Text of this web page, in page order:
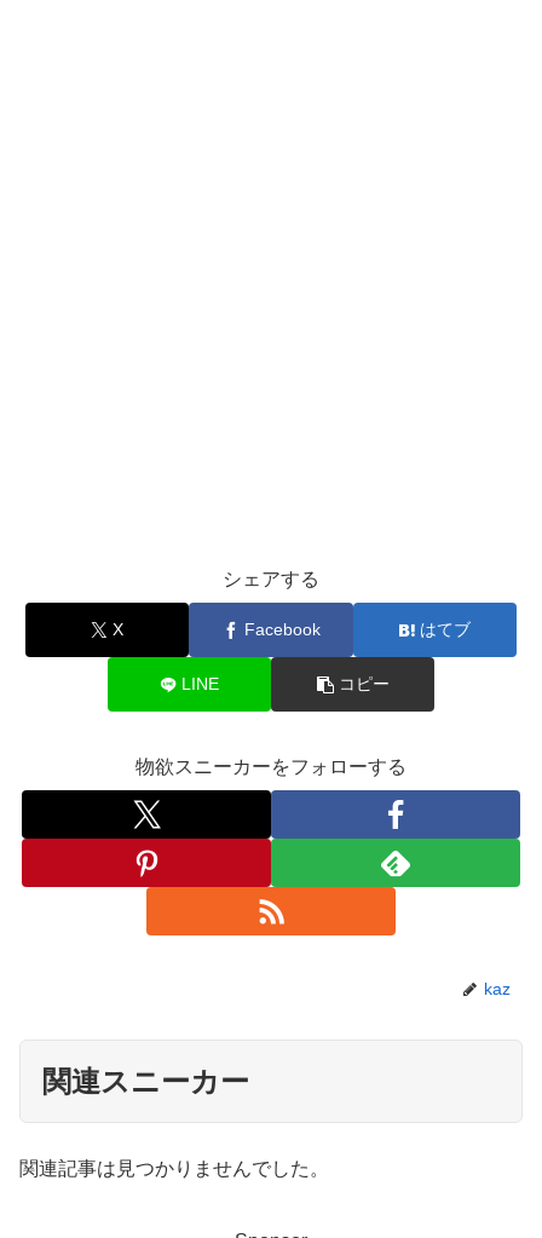
シェアする
X Facebook はてブ
LINE コピー
物欲スニーカーをフォローする
kaz
関連スニーカー
関連記事は見つかりませんでした。